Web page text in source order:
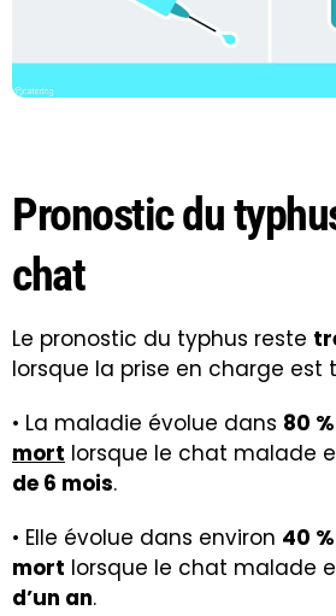
Pronostic du
chat
Le pronostic du typhus reste
lorsque la prise en charge est
• La maladie évolue dans 80
mort lorsque le chat malade
de 6 mois.
• Elle évolue dans environ 40
mort lorsque le chat malade
d’un an.